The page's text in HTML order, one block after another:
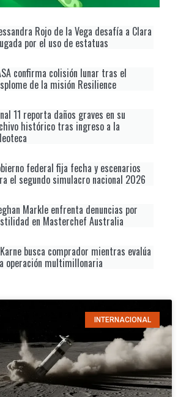
Rojo de la Vega desafía a Clara
por el uso de estatuas
confirma colisión lunar tras el
de la misión Resilience
11 reporta daños graves en su
histórico tras ingreso a la
federal fija fecha y escenarios
el segundo simulacro nacional 2026
Markle enfrenta denuncias por
en Masterchef Australia
busca comprador mientras evalúa
operación multimillonaria
INTERNACIONAL